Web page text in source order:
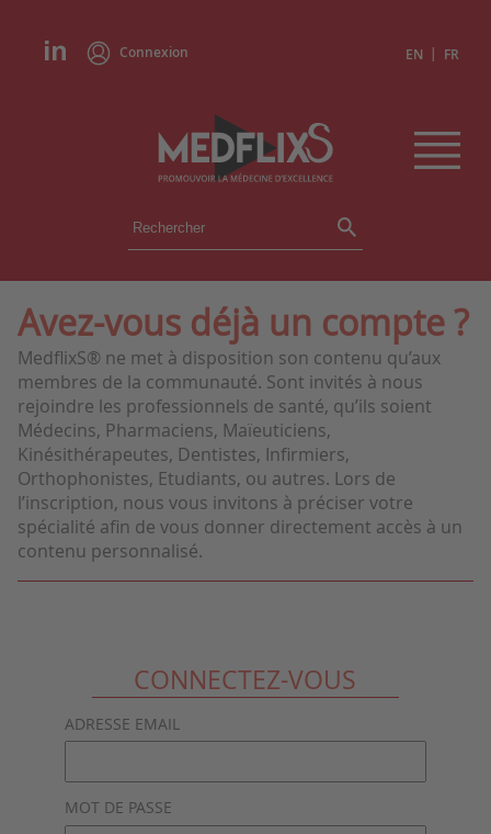
Connexion EN | FR
ÉVÉNEMENTS
INSTITUTIONS
ACADÉMIES
EXPERTS
REVUES DE PRESSE
CONGRÈS EN RÉSUMÉ
Avez-vous déjà un compte ?
MedflixS® ne met à disposition son contenu qu’aux
membres de la communauté. Sont invités à nous
rejoindre les professionnels de santé, qu’ils soient
Médecins, Pharmaciens, Maïeuticiens,
Kinésithérapeutes, Dentistes, Infirmiers,
Orthophonistes, Etudiants, ou autres. Lors de
l’inscription, nous vous invitons à préciser votre
spécialité afin de vous donner directement accès à un
contenu personnalisé.
CONNECTEZ-VOUS
ADRESSE EMAIL
MOT DE PASSE